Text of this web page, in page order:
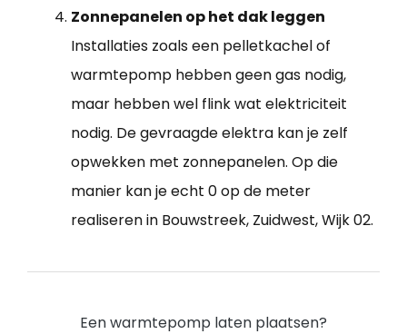
Zonnepanelen op het dak leggen
Installaties zoals een pelletkachel of
warmtepomp hebben geen gas nodig,
maar hebben wel flink wat elektriciteit
nodig. De gevraagde elektra kan je zelf
opwekken met zonnepanelen. Op die
manier kan je echt 0 op de meter
realiseren in Bouwstreek, Zuidwest, Wijk 02.
Een warmtepomp laten plaatsen?